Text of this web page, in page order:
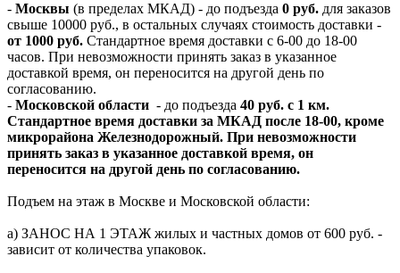
- Москвы (в пределах МКАД) - до подъезда 0 руб. для заказов
свыше 10000 руб., в остальных случаях стоимость доставки -
от 1000 руб. Стандартное время доставки с 6-00 до 18-00
часов. При невозможности принять заказ в указанное
доставкой время, он переносится на другой день по
согласованию.
- Московской области - до подъезда 40 руб. с 1 км.
Стандартное время доставки за МКАД после 18-00, кроме
микрорайона Железнодорожный. При невозможности
принять заказ в указанное доставкой время, он
переносится на другой день по согласованию.
Подъем на этаж в Москве и Московской области:
а) ЗАНОС НА 1 ЭТАЖ жилых и частных домов от 600 руб. -
зависит от количества упаковок.